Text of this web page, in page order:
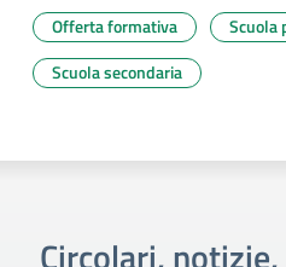
Offerta formativa
Scuola
Scuola secondaria